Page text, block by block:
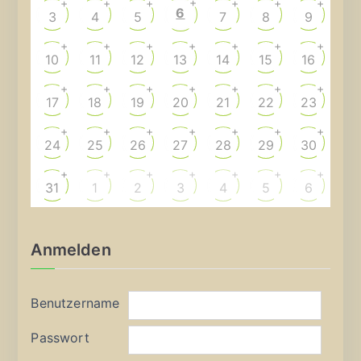
3
+
4
+
5
+
6 7
+
8
+
9
+
10
+
11
+
12
+
13
+
14
+
15
+
16
+
17
+
18
+
19
+
20
+
21
+
22
+
23
+
24
+
25
+
26
+
27
+
28
+
29
+
30
+
31
+
1
+
2
+
3
+
4
+
5
+
6
+
Anmelden
Benutzername
Passwort